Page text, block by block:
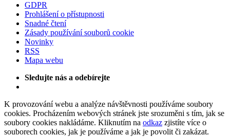
GDPR
Prohlášení o přístupnosti
Snadné čtení
Zásady používání souborů cookie
Novinky
RSS
Mapa webu
Sledujte nás a odebírejte
K provozování webu a analýze návštěvnosti používáme soubory
cookies. Procházením webových stránek jste srozuměni s tím, jak se
soubory cookies nakládáme. Kliknutím na odkaz zjistíte více o
souborech cookies, jak je používáme a jak je povolit či zakázat.